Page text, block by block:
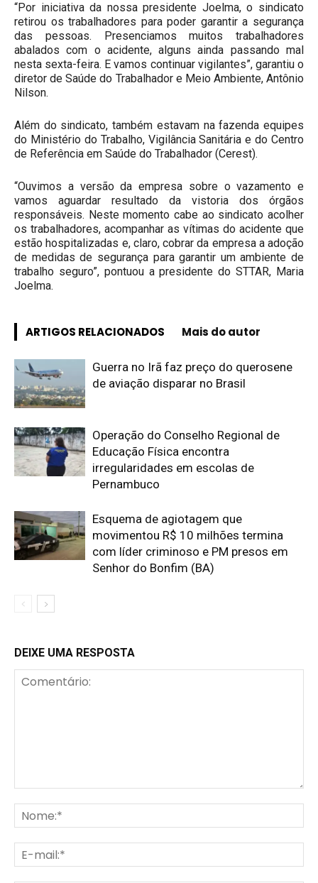
“Por iniciativa da nossa presidente Joelma, o sindicato
retirou os trabalhadores para poder garantir a segurança
das pessoas. Presenciamos muitos trabalhadores
abalados com o acidente, alguns ainda passando mal
nesta sexta-feira. E vamos continuar vigilantes”, garantiu o
diretor de Saúde do Trabalhador e Meio Ambiente, Antônio
Nilson.
Além do sindicato, também estavam na fazenda equipes
do Ministério do Trabalho, Vigilância Sanitária e do Centro
de Referência em Saúde do Trabalhador (Cerest).
“Ouvimos a versão da empresa sobre o vazamento e
vamos aguardar resultado da vistoria dos órgãos
responsáveis. Neste momento cabe ao sindicato acolher
os trabalhadores, acompanhar as vítimas do acidente que
estão hospitalizadas e, claro, cobrar da empresa a adoção
de medidas de segurança para garantir um ambiente de
trabalho seguro”, pontuou a presidente do STTAR, Maria
Joelma.
ARTIGOS RELACIONADOS Mais do autor
Guerra no Irã faz preço do querosene
de aviação disparar no Brasil
Operação do Conselho Regional de
Educação Física encontra
irregularidades em escolas de
Pernambuco
Esquema de agiotagem que
movimentou R$ 10 milhões termina
com líder criminoso e PM presos em
Senhor do Bonfim (BA)
DEIXE UMA RESPOSTA